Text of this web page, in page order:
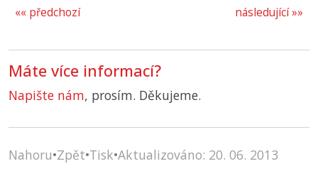
následující »»
«« předchozí
Máte více informací?
Napište nám, prosím. Děkujeme.
Nahoru•Zpět•Tisk•Aktualizováno: 20. 06. 2013